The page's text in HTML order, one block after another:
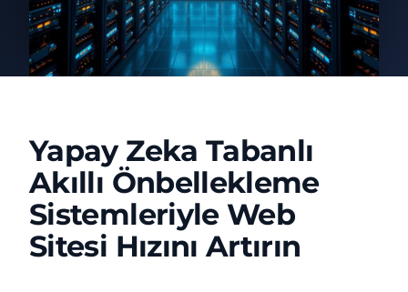
Yapay Zeka Tabanlı
Akıllı Önbellekleme
Sistemleriyle Web
Sitesi Hızını Artırın